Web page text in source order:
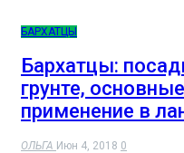
БАРХАТЦЫ
Бархатцы:
грунте,
применение в
ОЛЬГА Июн 4, 2018 0